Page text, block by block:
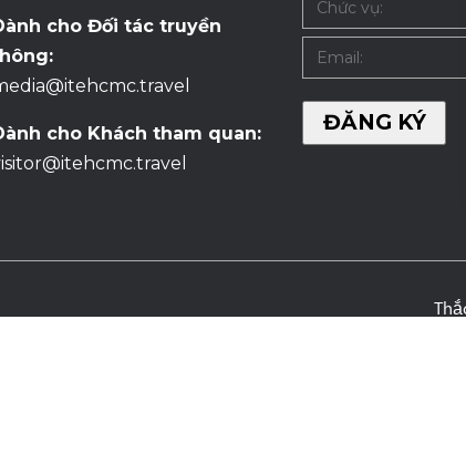
cho Đối tác truyền
cho Khách tham quan: